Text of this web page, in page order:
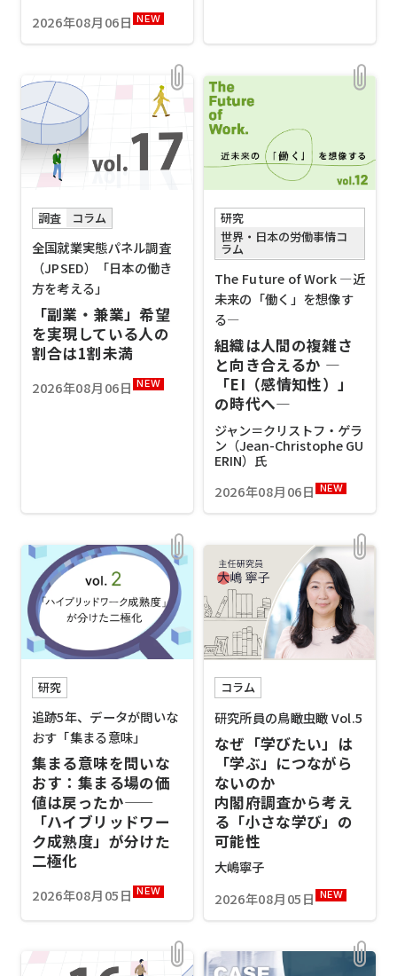
2026年08月06日 NEW
調査 コラム
全国就業実態パネル調査
（JPSED）「日本の働き
方を考える」
「副業・兼業」希望
を実現している人の
割合は1割未満
2026年08月06日 NEW
研究
世界・日本の労働事情コ
ラム
The Future of Work ―近
未来の「働く」を想像す
る―
組織は人間の複雑さ
と向き合えるか ―
「EI（感情知性）」
の時代へ―
ジャン＝クリストフ・ゲラ
ン（Jean-Christophe GU
ERIN）氏
2026年08月06日
NEW
研究
追跡5年、データが問いな
おす「集まる意味」
集まる意味を問いな
おす：集まる場の価
値は戻ったか——
「ハイブリッドワー
ク成熟度」が分けた
二極化
2026年08月05日 NEW
コラム
研究所員の鳥瞰虫瞰 Vol.5
なぜ「学びたい」は
「学ぶ」につながら
ないのか
内閣府調査から考え
る「小さな学び」の
可能性
大嶋寧子
2026年08月05日
NEW